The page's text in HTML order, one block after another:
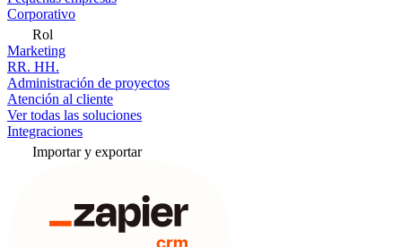
Corporativo
Rol
Marketing
RR. HH.
Administración de proyectos
Atención al cliente
Ver todas las soluciones
Integraciones
Importar y exportar